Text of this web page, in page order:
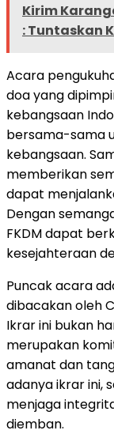
Kirim
: Tuntaskan
Acara
doa yang
kebangsaan
bersama-sama
kebangsaan.
memberikan
dapat
Dengan
FKDM dapat
kesejahteraan
Puncak acara
dibacakan oleh
Ikrar ini bukan
merupakan
amanat dan
adanya ikrar ini,
menjaga
diemban.